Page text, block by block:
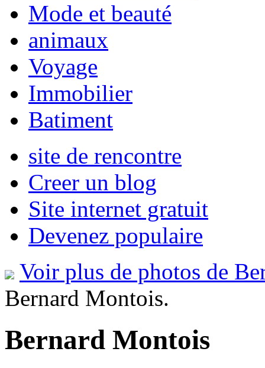
Mode et beauté
animaux
Voyage
Immobilier
Batiment
site de rencontre
Creer un blog
Site internet gratuit
Devenez populaire
Voir plus de photos de
Bernard Montois.
Bernard Montois